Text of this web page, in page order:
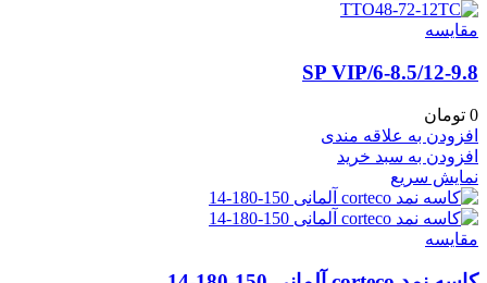
مقايسه
6-8.5/12-9.8/SP VIP
0 تومان
افزودن به علاقه مندی
افزودن به سبد خرید
نمایش سریع
مقايسه